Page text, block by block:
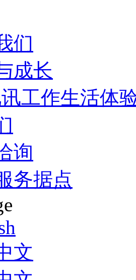
们
成长
工作生活体
询
务据点
文